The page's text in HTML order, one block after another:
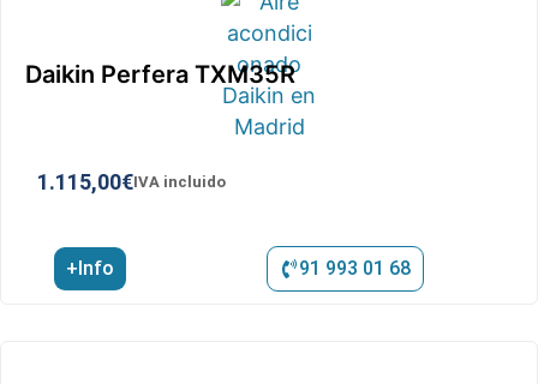
Daikin Perfera TXM35R
1.115,00€IVA incluido
+Info 91 993 01 68